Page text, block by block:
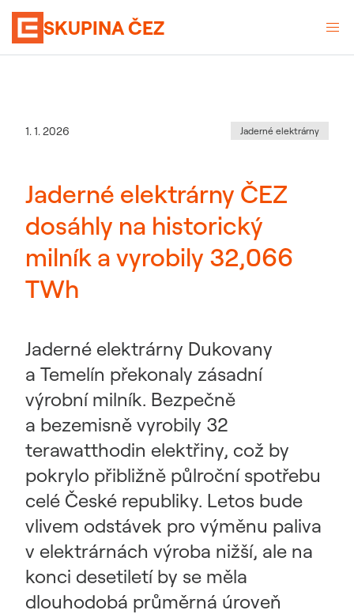
SKUPINA ČEZ
Datum zveřejnění
1. 1. 2026 Kategorie:
Jaderné elektrárny
Jaderné elektrárny ČEZ
dosáhly na historický
milník a vyrobily 32,066
TWh
Jaderné elektrárny Dukovany
a Temelín překonaly zásadní
výrobní milník. Bezpečně
a bezemisně vyrobily 32
terawatthodin elektřiny, což by
pokrylo přibližně půlroční spotřebu
celé České republiky. Letos bude
vlivem odstávek pro výměnu paliva
v elektrárnách výroba nižší, ale na
konci desetiletí by se měla
dlouhodobá průměrná úroveň